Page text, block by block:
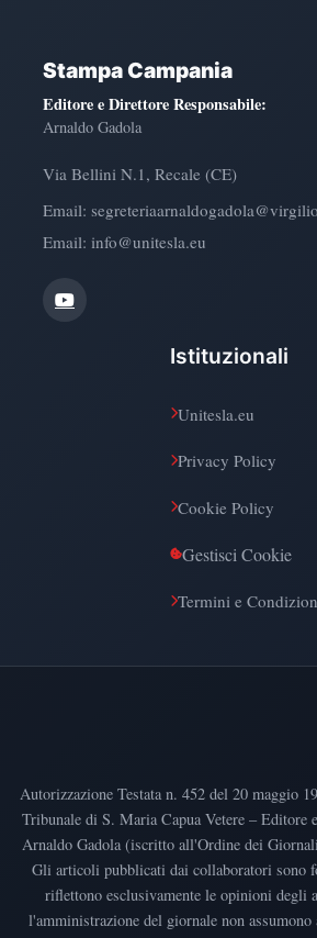
Stampa Campania
Editore e Direttore Responsabile:
Arnaldo Gadola
Via Bellini N.1, Recale (CE)
Email:
Email: info@unitesla.eu
Istituzionali
Unitesla.eu
Privacy Policy
Cookie Policy
Gestisci Cookie
Termini e
Autorizzazione Testata n. 452 del 20 maggio
Tribunale di S. Maria Capua Vetere – Editore
Arnaldo Gadola (iscritto all'Ordine dei
Gli articoli pubblicati dai collaboratori sono
riflettono esclusivamente le opinioni degli
l'amministrazione del giornale non